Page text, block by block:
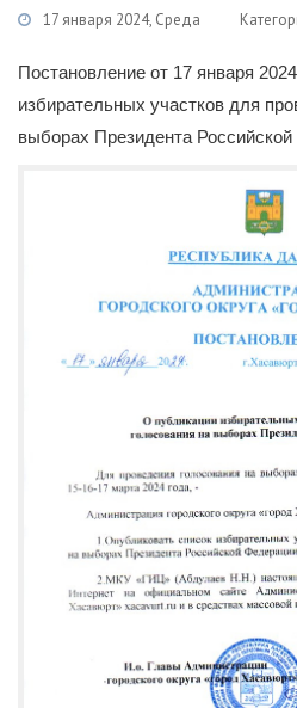
17 января 2024, Среда
Постановление от 17 января
избирательных участков для
выборах Президента